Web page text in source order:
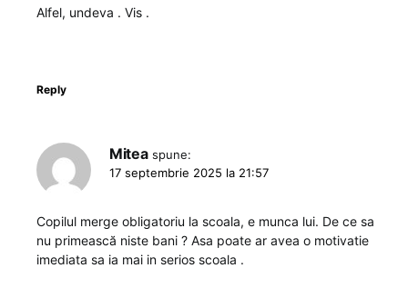
Alfel, undeva . Vis .
Reply
Mitea spune:
17 septembrie 2025 la 21:57
Copilul merge obligatoriu la scoala, e munca lui. De ce sa
nu primească niste bani ? Asa poate ar avea o motivatie
imediata sa ia mai in serios scoala .